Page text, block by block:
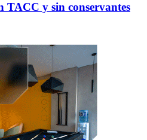
y sin conservantes